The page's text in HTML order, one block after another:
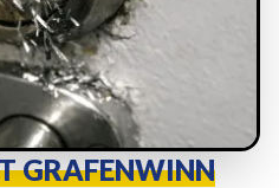
GRAFENWINN